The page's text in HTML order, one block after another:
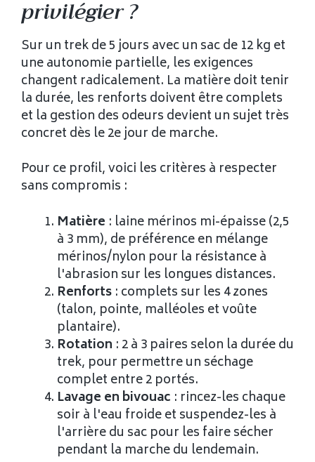
privilégier ?
Sur un trek de 5 jours avec un sac de 12 kg et
une autonomie partielle, les exigences
changent radicalement. La matière doit tenir
la durée, les renforts doivent être complets
et la gestion des odeurs devient un sujet très
concret dès le 2e jour de marche.
Pour ce profil, voici les critères à respecter
sans compromis :
Matière : laine mérinos mi-épaisse (2,5
à 3 mm), de préférence en mélange
mérinos/nylon pour la résistance à
l'abrasion sur les longues distances.
Renforts : complets sur les 4 zones
(talon, pointe, malléoles et voûte
plantaire).
Rotation : 2 à 3 paires selon la durée du
trek, pour permettre un séchage
complet entre 2 portés.
Lavage en bivouac : rincez-les chaque
soir à l'eau froide et suspendez-les à
l'arrière du sac pour les faire sécher
pendant la marche du lendemain.